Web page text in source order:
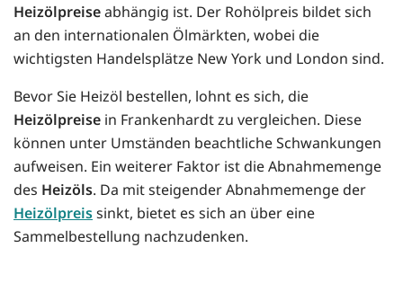
Heizölpreiseabhängig ist. Der Rohölpreis bildet sich
an den internationalen Ölmärkten, wobei die
wichtigsten Handelsplätze New York und London sind.
Bevor Sie Heizöl bestellen, lohnt es sich, die
Heizölpreise in Frankenhardt zu vergleichen. Diese
können unter Umständen beachtliche Schwankungen
aufweisen. Ein weiterer Faktor ist die Abnahmemenge
des Heizöls. Da mit steigender Abnahmemenge der
Heizölpreissinkt, bietet es sich an über eine
Sammelbestellung nachzudenken.